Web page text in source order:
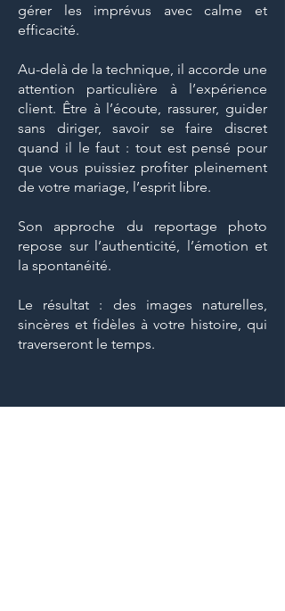
gérer les imprévus avec calme et
efficacité.
Au-delà de la technique, il accorde une
attention particulière à l’expérience
client. Être à l’écoute, rassurer, guider
sans diriger, savoir se faire discret
quand il le faut : tout est pensé pour
que vous puissiez profiter pleinement
de votre mariage, l’esprit libre.
Son approche du reportage photo
repose sur l’authenticité, l’émotion et
la spontanéité.
Le résultat : des images naturelles,
sincères et fidèles à votre histoire, qui
traverseront le temps.